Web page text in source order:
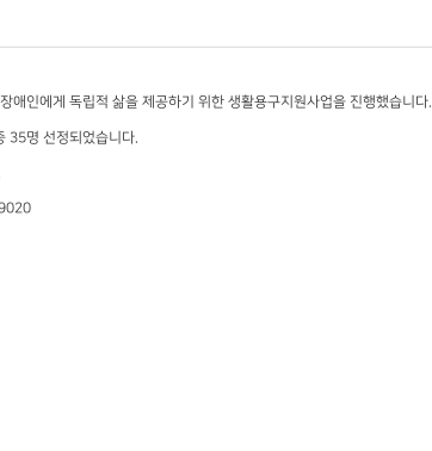
인에게 독립적 삶을 제공하기 위한 생활용구지원사업을 진행했습니다.
35명 선정되었습니다.